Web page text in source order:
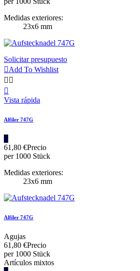
Medidas exteriores:
23x6 mm
Solicitar presupuesto
Add To Wishlist
 

Vista rápida
Alfiler 747G
|||
61,80 €Precio
per 1000 Stück
Medidas exteriores:
23x6 mm
Alfiler 747G
Agujas
61,80 €Precio
per 1000 Stück
Artículos mixtos